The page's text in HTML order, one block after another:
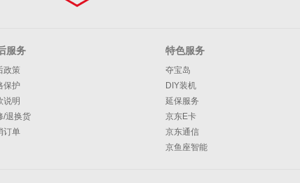
服务
政策
保护
说明
/退换货
订单
特色服务
夺宝岛
DIY装机
延保服务
京东E卡
京东通信
京鱼座智能